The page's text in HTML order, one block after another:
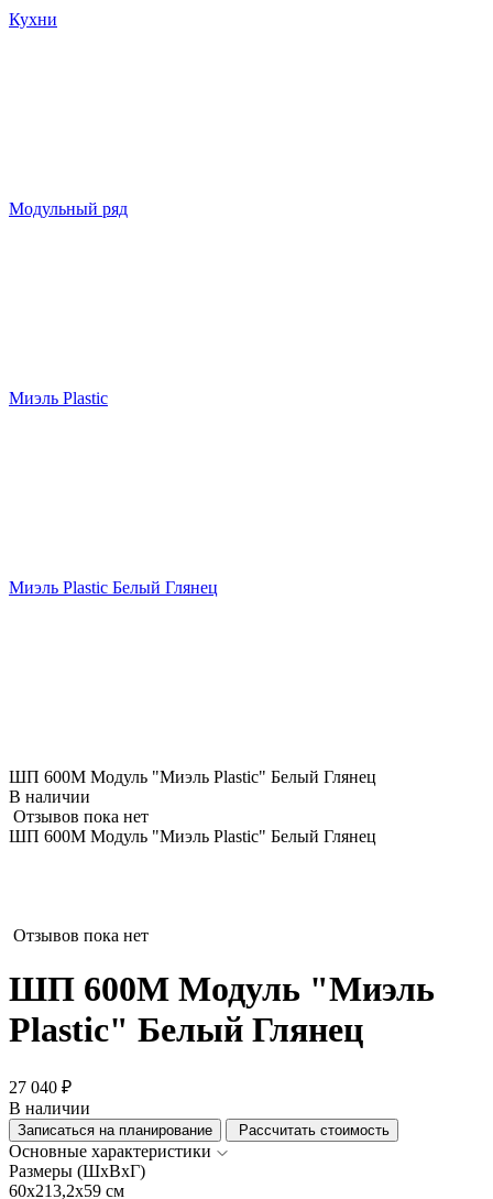
Кухни
Модульный ряд
Миэль Plastic
Миэль Plastic Белый Глянец
ШП 600М Модуль "Миэль Plastic" Белый Глянец
В наличии
Отзывов пока нет
ШП 600М Модуль "Миэль Plastic" Белый Глянец
Отзывов пока нет
ШП 600М Модуль "Миэль
Plastic" Белый Глянец
27 040 ₽
В наличии
Записаться на планирование Рассчитать стоимость
Основные характеристики
Размеры (ШхВхГ)
60x213,2x59 см